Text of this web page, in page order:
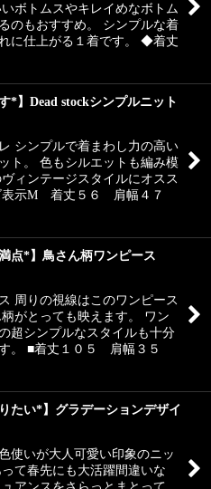
ボトムスやキレイめなボトム
のもおすすめ。 シンプルな着
に仕上がる１着です。 ◆着丈
*】Dead stockシンプルニット
シンプルで着まわし力の高い
ト。 色もシルエットも編み模
ィンテージスタイルにオスス
表示M 着丈５６ 肩幅４７
点*】鳥さん柄ワンピース
周りの視線はこのワンピース
がとっても映えます。 ワン
超シンプルなスタイルも十分
。 ■着丈１０５ 肩幅３５
たい*】グラデーションデザイ
使いが大人可愛い印象のニッ
て春先にも大活躍間違いな